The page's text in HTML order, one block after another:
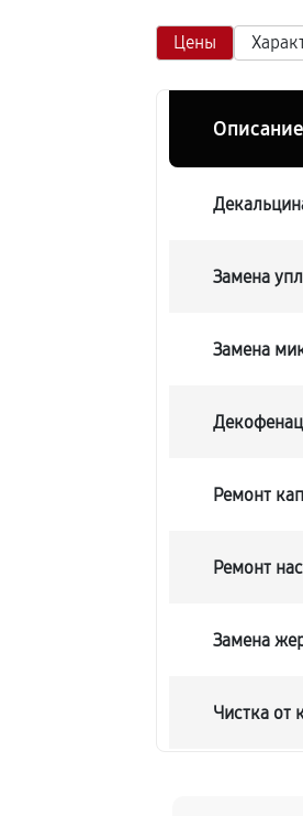
Цены
Замена
Замена
Ремонт
Ремонт
Замена
Чистка от